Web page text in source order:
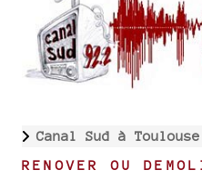
Canal Sud à
RENOVER OU